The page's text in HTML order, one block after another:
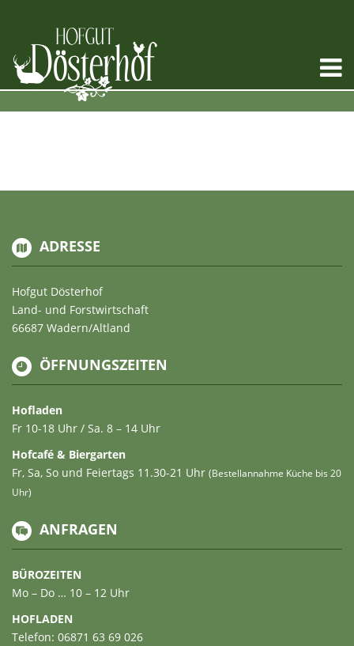
ADRESSE
Hofgut Dösterhof
Land- und Forstwirtschaft
66687 Wadern/Altland
ÖFFNUNGSZEITEN
Hofladen
Fr 10-18 Uhr / Sa. 8 – 14 Uhr
Hofcafé & Biergarten
Fr, Sa, So und Feiertags 11.30-21 Uhr (Bestellannahme Küche bis 20
Uhr)
ANFRAGEN
BÜROZEITEN
Mo – Do … 10 – 12 Uhr
HOFLADEN
Telefon: 06871 63 69 026